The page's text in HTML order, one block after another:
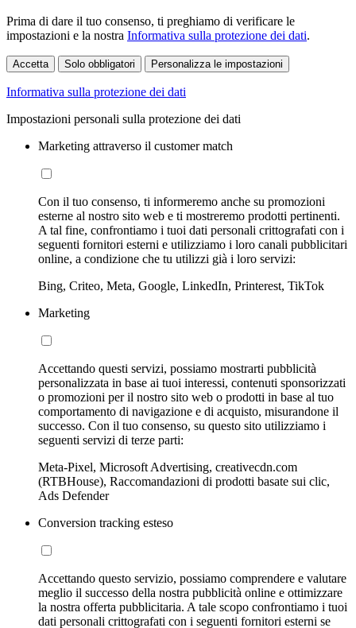
Prima di dare il tuo consenso, ti preghiamo di verificare le
impostazioni e la nostra Informativa sulla protezione dei dati.
Accetta Solo obbligatori Personalizza le impostazioni
Informativa sulla protezione dei dati
Impostazioni personali sulla protezione dei dati
Marketing attraverso il customer match
Con il tuo consenso, ti informeremo anche su promozioni
esterne al nostro sito web e ti mostreremo prodotti pertinenti.
A tal fine, confrontiamo i tuoi dati personali crittografati con i
seguenti fornitori esterni e utilizziamo i loro canali pubblicitari
online, a condizione che tu utilizzi già i loro servizi:
Bing, Criteo, Meta, Google, LinkedIn, Printerest, TikTok
Marketing
Accettando questi servizi, possiamo mostrarti pubblicità
personalizzata in base ai tuoi interessi, contenuti sponsorizzati
o promozioni per il nostro sito web o prodotti in base al tuo
comportamento di navigazione e di acquisto, misurandone il
successo. Con il tuo consenso, su questo sito utilizziamo i
seguenti servizi di terze parti:
Meta-Pixel, Microsoft Advertising, creativecdn.com
(RTBHouse), Raccomandazioni di prodotti basate sui clic,
Ads Defender
Conversion tracking esteso
Accettando questo servizio, possiamo comprendere e valutare
meglio il successo della nostra pubblicità online e ottimizzare
la nostra offerta pubblicitaria. A tale scopo confrontiamo i tuoi
dati personali crittografati con i seguenti fornitori esterni se